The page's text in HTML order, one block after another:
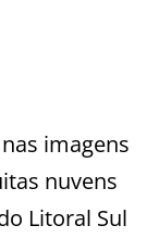
imagens
nuvens
Litoral Sul